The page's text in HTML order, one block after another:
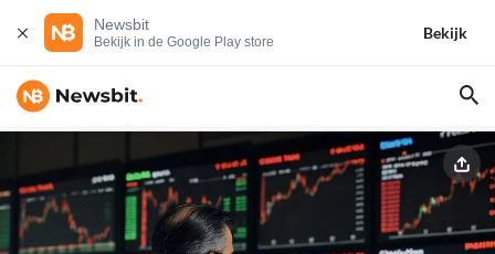
Newsbit
Bekijk in de Google Play store
Bekijk